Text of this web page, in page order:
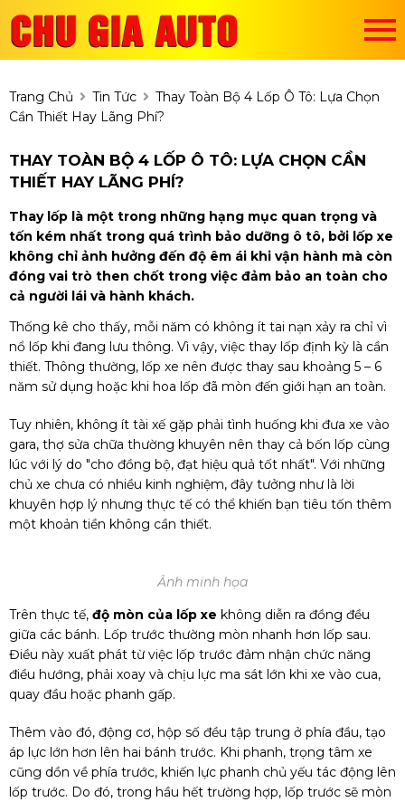
Trang Chủ Tin Tức
Thay Toàn Bộ 4 Lốp Ô Tô: Lựa Chọn
Cần Thiết Hay Lãng Phí?
THAY TOÀN BỘ 4 LỐP Ô TÔ: LỰA CHỌN CẦN
THIẾT HAY LÃNG PHÍ?
Thay lốp là một trong những hạng mục quan trọng và
tốn kém nhất trong quá trình bảo dưỡng ô tô, bởi lốp xe
không chỉ ảnh hưởng đến độ êm ái khi vận hành mà còn
đóng vai trò then chốt trong việc đảm bảo an toàn cho
cả người lái và hành khách.
Thống kê cho thấy, mỗi năm có không ít tai nạn xảy ra chỉ vì
nổ lốp khi đang lưu thông. Vì vậy, việc thay lốp định kỳ là cần
thiết. Thông thường, lốp xe nên được thay sau khoảng 5 – 6
năm sử dụng hoặc khi hoa lốp đã mòn đến giới hạn an toàn.
Tuy nhiên, không ít tài xế gặp phải tình huống khi đưa xe vào
gara, thợ sửa chữa thường khuyên nên thay cả bốn lốp cùng
lúc với lý do "cho đồng bộ, đạt hiệu quả tốt nhất". Với những
chủ xe chưa có nhiều kinh nghiệm, đây tưởng như là lời
khuyên hợp lý nhưng thực tế có thể khiến bạn tiêu tốn thêm
một khoản tiền không cần thiết.
Ảnh minh họa
Trên thực tế, độ mòn của lốp xe không diễn ra đồng đều
giữa các bánh. Lốp trước thường mòn nhanh hơn lốp sau.
Điều này xuất phát từ việc lốp trước đảm nhận chức năng
điều hướng, phải xoay và chịu lực ma sát lớn khi xe vào cua,
quay đầu hoặc phanh gấp.
Thêm vào đó, động cơ, hộp số đều tập trung ở phía đầu, tạo
áp lực lớn hơn lên hai bánh trước. Khi phanh, trọng tâm xe
cũng dồn về phía trước, khiến lực phanh chủ yếu tác động lên
lốp trước. Do đó, trong hầu hết trường hợp, lốp trước sẽ mòn